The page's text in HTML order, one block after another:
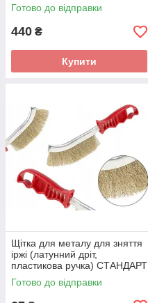
Готово до відправки
440 ₴
Купити
Щітка для металу для зняття
іржі (латунний дріт,
пластикова ручка) СТАНДАРТ
BWPH0102
Готово до відправки